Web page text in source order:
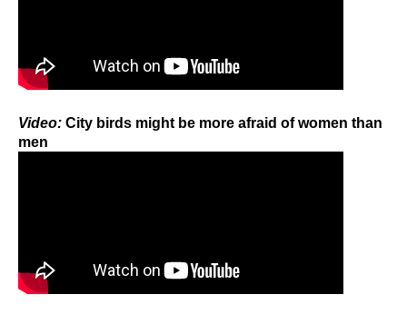
Video: City birds might be more afraid of women than
men